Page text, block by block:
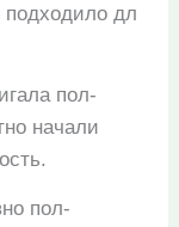
дл
пол-
начали
пол-